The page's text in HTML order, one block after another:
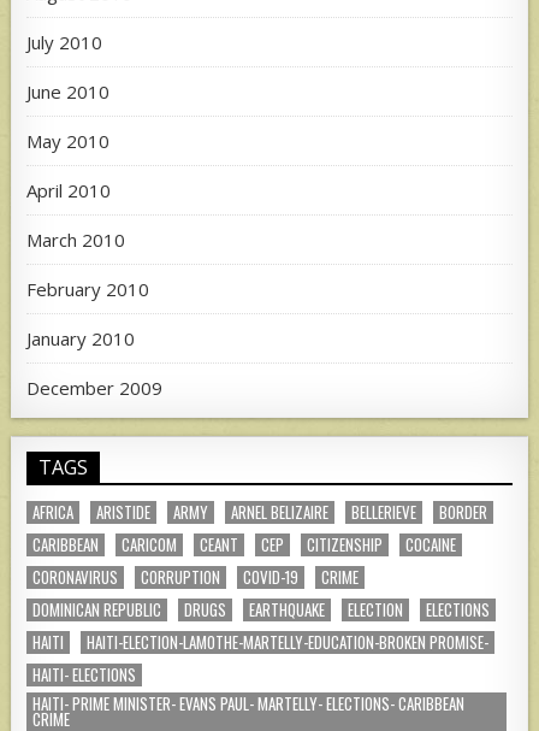
July 2010
June 2010
May 2010
April 2010
March 2010
February 2010
January 2010
December 2009
TAGS
AFRICA ARISTIDE ARMY ARNEL BELIZAIRE BELLERIEVE
BORDER
CARIBBEAN
CARICOM CEANT CEP CITIZENSHIP
COCAINE
CORONAVIRUS
CORRUPTION COVID-19
CRIME
DOMINICAN REPUBLIC
DRUGS EARTHQUAKE ELECTION
ELECTIONS
HAITI
HAITI-ELECTION-LAMOTHE-MARTELLY-EDUCATION-BROKEN PROMISE-
HAITI- ELECTIONS
HAITI- PRIME MINISTER- EVANS PAUL- MARTELLY- ELECTIONS- CARIBBEAN
CRIME